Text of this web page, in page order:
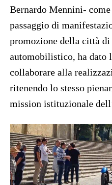
Bernardo Mennini-
passaggio di
promozione della città
automobilistico, ha dato
collaborare alla
ritenendo lo stesso
mission istituzionale